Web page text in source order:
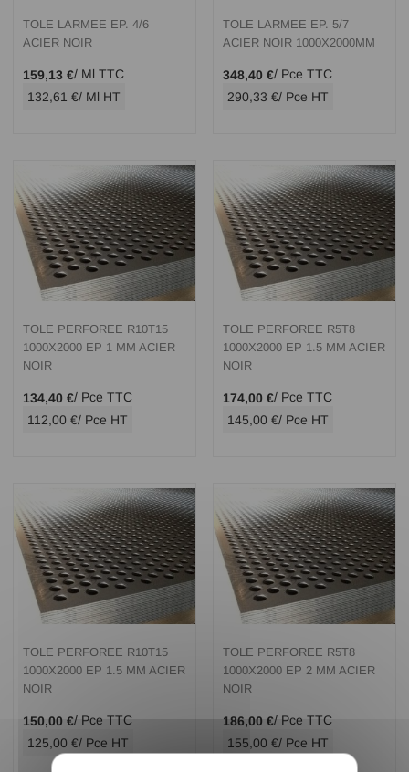
TOLE LARMEE EP. 4/6
ACIER NOIR
159,13 €/ Ml TTC
132,61 €/ Ml HT
TOLE LARMEE EP. 5/7
ACIER NOIR 1000X2000MM
348,40 €/ Pce TTC
290,33 €/ Pce HT
TOLE PERFOREE R10T15
1000X2000 EP 1 MM ACIER
NOIR
134,40 €/ Pce TTC
112,00 €/ Pce HT
TOLE PERFOREE R5T8
1000X2000 EP 1.5 MM ACIER
NOIR
174,00 €/ Pce TTC
145,00 €/ Pce HT
TOLE PERFOREE R10T15
1000X2000 EP 1.5 MM ACIER
NOIR
150,00 €/ Pce TTC
125,00 €/ Pce HT
TOLE PERFOREE R5T8
1000X2000 EP 2 MM ACIER
NOIR
186,00 €/ Pce TTC
155,00 €/ Pce HT